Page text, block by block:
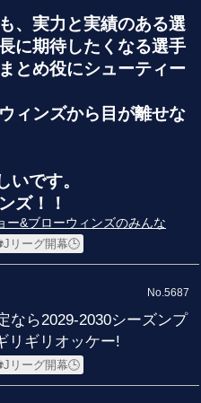
、実力と実績のある選
に期待したくなる選手
とめ役にシューティー
ィンズから目が離せな
です。
ズ！！
ー&ブローウィンズのみんな
リーグ開幕🕒
No.5687
なら2029-2030シーズンプ
リギリオッケー!
リーグ開幕🕒